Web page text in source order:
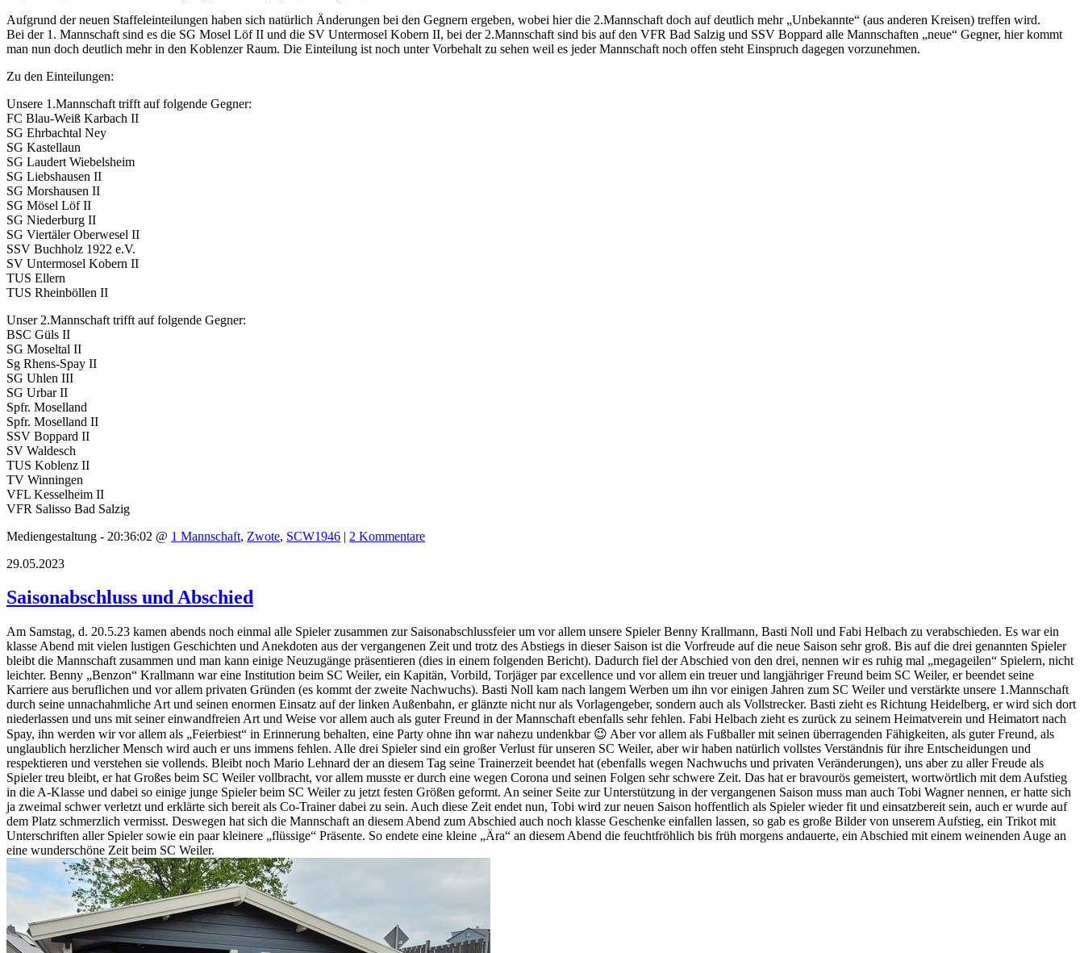
Aufgrund der neuen Staffeleinteilungen haben sich natürlich Änderungen bei den Gegnern ergeben, wobei hier die 2.Mannschaft doch auf deutlich mehr „Unbekannte“ (aus anderen Kreisen) treffen wird.
Bei der 1. Mannschaft sind es die SG Mosel Löf II und die SV Untermosel Kobern II, bei der 2.Mannschaft sind bis auf den VFR Bad Salzig und SSV Boppard alle Mannschaften „neue“ Gegner, hier kommt
man nun doch deutlich mehr in den Koblenzer Raum. Die Einteilung ist noch unter Vorbehalt zu sehen weil es jeder Mannschaft noch offen steht Einspruch dagegen vorzunehmen.
Zu den Einteilungen:
Unsere 1.Mannschaft trifft auf folgende Gegner:
FC Blau-Weiß Karbach II
SG Ehrbachtal Ney
SG Kastellaun
SG Laudert Wiebelsheim
SG Liebshausen II
SG Morshausen II
SG Mösel Löf II
SG Niederburg II
SG Viertäler Oberwesel II
SSV Buchholz 1922 e.V.
SV Untermosel Kobern II
TUS Ellern
TUS Rheinböllen II
Unser 2.Mannschaft trifft auf folgende Gegner:
BSC Güls II
SG Moseltal II
Sg Rhens-Spay II
SG Uhlen III
SG Urbar II
Spfr. Moselland
Spfr. Moselland II
SSV Boppard II
SV Waldesch
TUS Koblenz II
TV Winningen
VFL Kesselheim II
VFR Salisso Bad Salzig
Mediengestaltung - 20:36:02 @ 1 Mannschaft, Zwote, SCW1946 | 2 Kommentare
29.05.2023
Saisonabschluss und Abschied
Am Samstag, d. 20.5.23 kamen abends noch einmal alle Spieler zusammen zur Saisonabschlussfeier um vor allem unsere Spieler Benny Krallmann, Basti Noll und Fabi Helbach zu verabschieden. Es war ein
klasse Abend mit vielen lustigen Geschichten und Anekdoten aus der vergangenen Zeit und trotz des Abstiegs in dieser Saison ist die Vorfreude auf die neue Saison sehr groß. Bis auf die drei genannten Spieler
bleibt die Mannschaft zusammen und man kann einige Neuzugänge präsentieren (dies in einem folgenden Bericht). Dadurch fiel der Abschied von den drei, nennen wir es ruhig mal „megageilen“ Spielern, nicht
leichter. Benny „Benzon“ Krallmann war eine Institution beim SC Weiler, ein Kapitän, Vorbild, Torjäger par excellence und vor allem ein treuer und langjähriger Freund beim SC Weiler, er beendet seine
Karriere aus beruflichen und vor allem privaten Gründen (es kommt der zweite Nachwuchs). Basti Noll kam nach langem Werben um ihn vor einigen Jahren zum SC Weiler und verstärkte unsere 1.Mannschaft
durch seine unnachahmliche Art und seinen enormen Einsatz auf der linken Außenbahn, er glänzte nicht nur als Vorlagengeber, sondern auch als Vollstrecker. Basti zieht es Richtung Heidelberg, er wird sich dort
niederlassen und uns mit seiner einwandfreien Art und Weise vor allem auch als guter Freund in der Mannschaft ebenfalls sehr fehlen. Fabi Helbach zieht es zurück zu seinem Heimatverein und Heimatort nach
Spay, ihn werden wir vor allem als „Feierbiest“ in Erinnerung behalten, eine Party ohne ihn war nahezu undenkbar 😉 Aber vor allem als Fußballer mit seinen überragenden Fähigkeiten, als guter Freund, als
unglaublich herzlicher Mensch wird auch er uns immens fehlen. Alle drei Spieler sind ein großer Verlust für unseren SC Weiler, aber wir haben natürlich vollstes Verständnis für ihre Entscheidungen und
respektieren und verstehen sie vollends. Bleibt noch Mario Lehnard der an diesem Tag seine Trainerzeit beendet hat (ebenfalls wegen Nachwuchs und privaten Veränderungen), uns aber zu aller Freude als
Spieler treu bleibt, er hat Großes beim SC Weiler vollbracht, vor allem musste er durch eine wegen Corona und seinen Folgen sehr schwere Zeit. Das hat er bravourös gemeistert, wortwörtlich mit dem Aufstieg
in die A-Klasse und dabei so einige junge Spieler beim SC Weiler zu jetzt festen Größen geformt. An seiner Seite zur Unterstützung in der vergangenen Saison muss man auch Tobi Wagner nennen, er hatte sich
ja zweimal schwer verletzt und erklärte sich bereit als Co-Trainer dabei zu sein. Auch diese Zeit endet nun, Tobi wird zur neuen Saison hoffentlich als Spieler wieder fit und einsatzbereit sein, auch er wurde auf
dem Platz schmerzlich vermisst. Deswegen hat sich die Mannschaft an diesem Abend zum Abschied auch noch klasse Geschenke einfallen lassen, so gab es große Bilder von unserem Aufstieg, ein Trikot mit
Unterschriften aller Spieler sowie ein paar kleinere „flüssige“ Präsente. So endete eine kleine „Ära“ an diesem Abend die feuchtfröhlich bis früh morgens andauerte, ein Abschied mit einem weinenden Auge an
eine wunderschöne Zeit beim SC Weiler.